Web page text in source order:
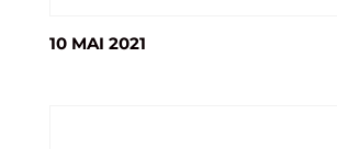
10 MAI 2021